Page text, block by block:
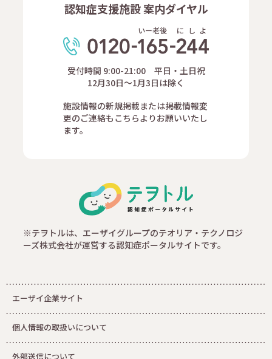
認知症支援施設 案内ダイヤル
いー老後 に し よ
受付時間 9:00-21:00 平日・土日祝
12月30日～1月3日は除く
施設情報の新規掲載または掲載情報変
更のご連絡もこちらよりお願いいたし
ます。
※テヲトルは、エーザイグループのテオリア・テクノロジ
ーズ株式会社が運営する認知症ポータルサイトです。
エーザイ企業サイト
個人情報の取扱いについて
外部送信について